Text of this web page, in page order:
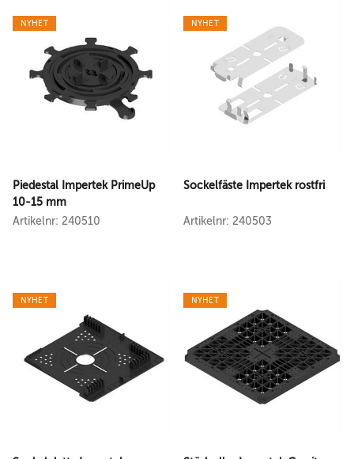
NYHET
Piedestal Impertek PrimeUp
10-15 mm
Artikelnr: 240510
NYHET
Sockelfäste Impertek rostfri
Artikelnr: 240503
NYHET NYHET